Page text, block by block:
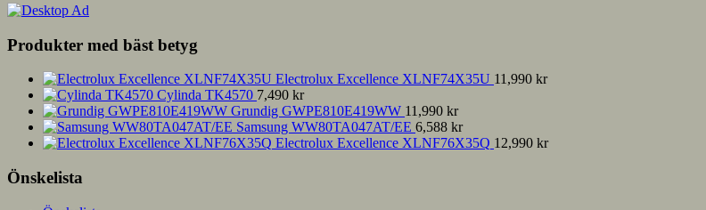
Produkter med bäst betyg
Electrolux Excellence XLNF74X35U 11,990 kr
Cylinda TK4570 7,490 kr
Grundig GWPE810E419WW 11,990 kr
Samsung WW80TA047AT/EE 6,588 kr
Electrolux Excellence XLNF76X35Q 12,990 kr
Önskelista